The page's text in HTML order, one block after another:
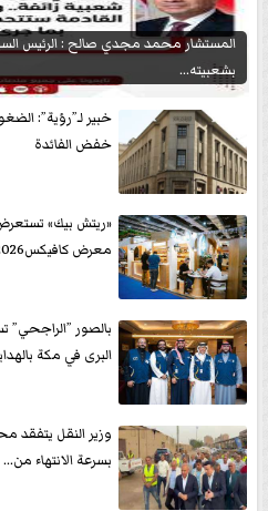
المستشار محمد مجدي صالح : الرئيس
بشعبيته...
خبير لـ”رؤية”:
خفض الفائدة
«ريتش بيك»
معرض كافيكس2026 وتطرح 10 منتجات...
بالصور ”الراجحي”
البرى في مكة
وزير النقل يتفقد
بسرعة الانتهاء من...